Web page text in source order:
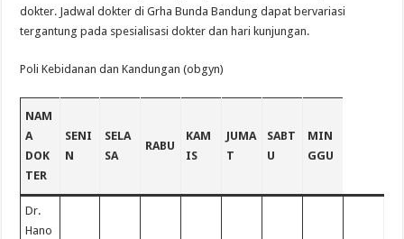
dokter. Jadwal dokter di Grha Bunda Bandung dapat bervariasi
tergantung pada spesialisasi dokter dan hari kunjungan.
Poli Kebidanan dan Kandungan (obgyn)
NAM
A
DOK
TER
SENI
N
SELA
SA
RABU
KAM
IS
JUMA
T
SABT
U
MIN
GGU
Dr.
Hano